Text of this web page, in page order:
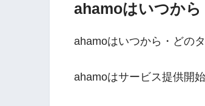
ahamoはいつから
ahamoはいつから・どの
ahamoはサービス提供開